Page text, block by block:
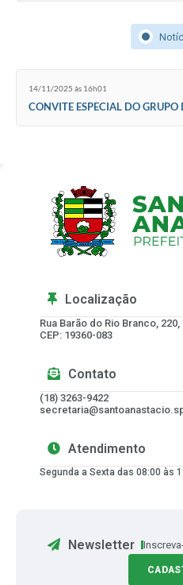
14/11/2025 às 16h01
CONVITE ESPECIAL DO GRUPO
Localização
Rua Barão do Rio Branco,
CEP: 19360-083
Contato
(18) 3263-9422
Atendimento
Segunda a Sexta das 08:00 às
Newsletter